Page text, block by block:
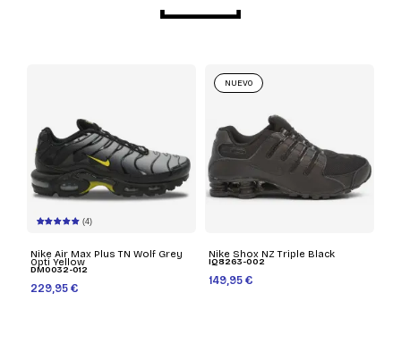
(4)
Nike Air Max Plus TN Wolf Grey
Opti Yellow
DM0032-012
229,95 €
Nike Shox NZ Triple Black
IQ8263-002
149,95 €
NUEVO